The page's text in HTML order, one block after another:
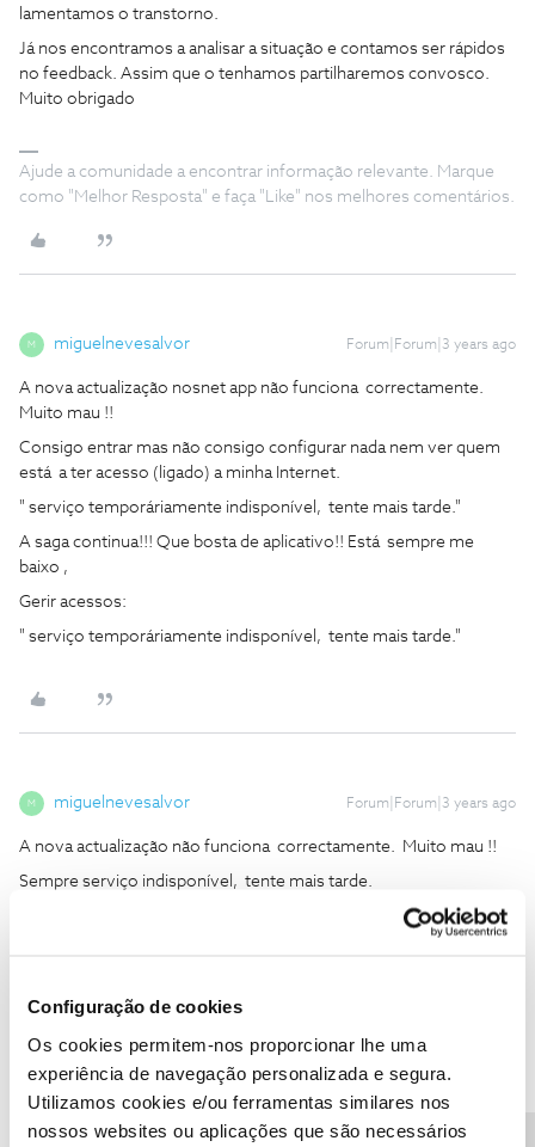
Configuração de cookies
Os cookies permitem-nos proporcionar lhe uma
experiência de navegação personalizada e segura.
Utilizamos cookies e/ou ferramentas similares nos
nossos websites ou aplicações que são necessários
lamentamos o transtorno.
Já nos encontramos a analisar a situação e contamos ser rápidos
no feedback. Assim que o tenhamos partilharemos convosco.
Muito obrigado
Ajude a comunidade a encontrar informação relevante. Marque
como "Melhor Resposta" e faça "Like" nos melhores comentários.
M miguelnevesalvor Forum|Forum|3 years ago
A nova actualização nosnet app não funciona correctamente.
Muito mau !!
Consigo entrar mas não consigo configurar nada nem ver quem
está a ter acesso (ligado) a minha Internet.
" serviço temporáriamente indisponível, tente mais tarde."
A saga continua!!! Que bosta de aplicativo!! Está sempre me
baixo ,
Gerir acessos:
" serviço temporáriamente indisponível, tente mais tarde."
M miguelnevesalvor Forum|Forum|3 years ago
A nova actualização não funciona correctamente. Muito mau !!
Sempre serviço indisponível, tente mais tarde.